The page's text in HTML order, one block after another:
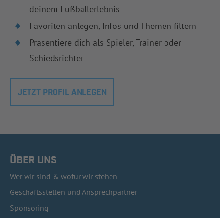
deinem Fußballerlebnis
Favoriten anlegen, Infos und Themen filtern
Präsentiere dich als Spieler, Trainer oder
Schiedsrichter
JETZT PROFIL ANLEGEN
ÜBER UNS
Wer wir sind & wofür wir stehen
Geschäftsstellen und Ansprechpartner
Sponsoring